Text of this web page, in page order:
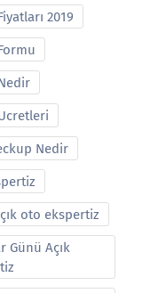
2019
Nedir
oto ekspertiz
Günü Açık